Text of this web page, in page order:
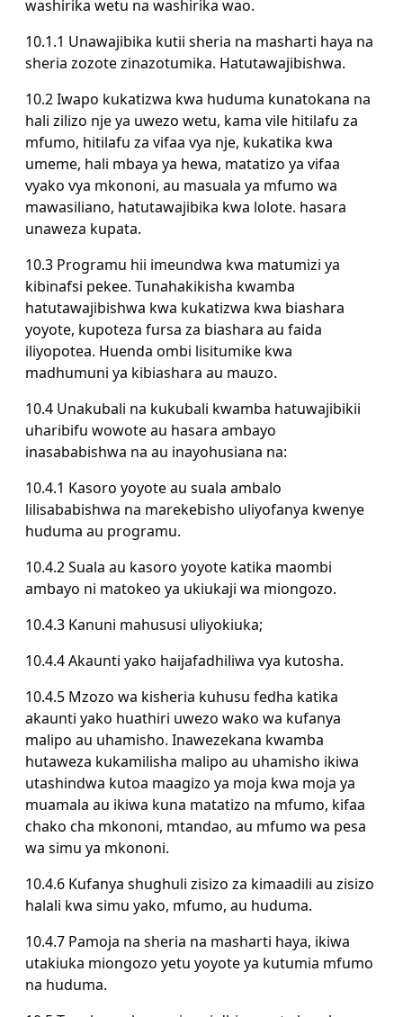
washirika wetu na washirika wao.
10.1.1 Unawajibika kutii sheria na masharti haya na
sheria zozote zinazotumika. Hatutawajibishwa.
10.2 Iwapo kukatizwa kwa huduma kunatokana na
hali zilizo nje ya uwezo wetu, kama vile hitilafu za
mfumo, hitilafu za vifaa vya nje, kukatika kwa
umeme, hali mbaya ya hewa, matatizo ya vifaa
vyako vya mkononi, au masuala ya mfumo wa
mawasiliano, hatutawajibika kwa lolote. hasara
unaweza kupata.
10.3 Programu hii imeundwa kwa matumizi ya
kibinafsi pekee. Tunahakikisha kwamba
hatutawajibishwa kwa kukatizwa kwa biashara
yoyote, kupoteza fursa za biashara au faida
iliyopotea. Huenda ombi lisitumike kwa
madhumuni ya kibiashara au mauzo.
10.4 Unakubali na kukubali kwamba hatuwajibikii
uharibifu wowote au hasara ambayo
inasababishwa na au inayohusiana na:
10.4.1 Kasoro yoyote au suala ambalo
lilisababishwa na marekebisho uliyofanya kwenye
huduma au programu.
10.4.2 Suala au kasoro yoyote katika maombi
ambayo ni matokeo ya ukiukaji wa miongozo.
10.4.3 Kanuni mahususi uliyokiuka;
10.4.4 Akaunti yako haijafadhiliwa vya kutosha.
10.4.5 Mzozo wa kisheria kuhusu fedha katika
akaunti yako huathiri uwezo wako wa kufanya
malipo au uhamisho. Inawezekana kwamba
hutaweza kukamilisha malipo au uhamisho ikiwa
utashindwa kutoa maagizo ya moja kwa moja ya
muamala au ikiwa kuna matatizo na mfumo, kifaa
chako cha mkononi, mtandao, au mfumo wa pesa
wa simu ya mkononi.
10.4.6 Kufanya shughuli zisizo za kimaadili au zisizo
halali kwa simu yako, mfumo, au huduma.
10.4.7 Pamoja na sheria na masharti haya, ikiwa
utakiuka miongozo yetu yoyote ya kutumia mfumo
na huduma.